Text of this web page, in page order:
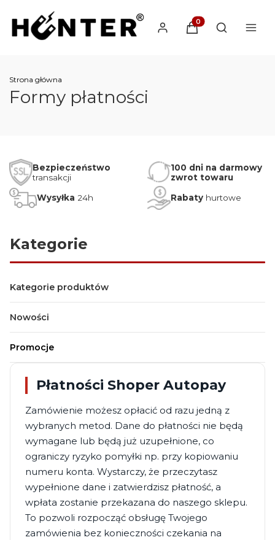
Produkty w
Otwórz
Strona główna
Formy płatności
Bezpieczeństwo
transakcji
100 dni na darmowy
zwrot towaru
Wysyłka 24h Rabaty hurtowe
Kategorie
Kategorie produktów
Nowości
Promocje
Koniec menu
Płatności Shoper Autopay
Zamówienie możesz opłacić od razu jedną z
wybranych metod. Dane do płatności nie będą
wymagane lub będą już uzupełnione, co
ograniczy ryzyko pomyłki np. przy kopiowaniu
numeru konta. Wystarczy, że przeczytasz
wypełnione dane i zatwierdzisz płatność, a
wpłata zostanie przekazana do naszego sklepu.
To pozwoli rozpocząć obsługę Twojego
zamówienia bez konieczności czekania na